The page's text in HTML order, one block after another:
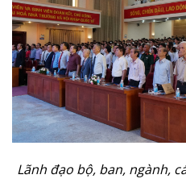
Lãnh đạo bộ, ban, ngành,